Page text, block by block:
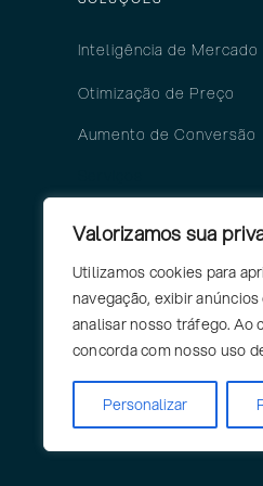
Valorizamos sua
Utilizamos cookies para
navegação, exibir
analisar nosso tráfego. Ao
concorda com nosso uso
Personalizar
Inteligência de Mercado
Otimização de Preço
Aumento de Conversão
Workshop Precifica